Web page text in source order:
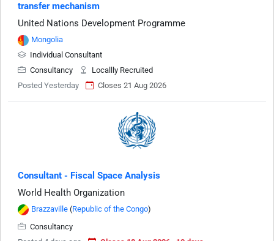
transfer mechanism
United Nations Development Programme
Mongolia
Individual Consultant
Consultancy
Locallly Recruited
Posted Yesterday
Closes 21 Aug 2026
Consultant - Fiscal Space Analysis
World Health Organization
Brazzaville (Republic of the Congo)
Consultancy